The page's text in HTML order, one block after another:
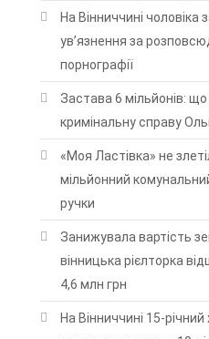
На Вінниччині чоловіка
ув’язнення за
порнографії
Застава 6 мільйонів:
кримінальну справу
«Моя Ластівка» не
мільйонний
ручки
Занижувала вартість
вінницька рієлторка
4,6 млн грн
На Вінниччині 15-